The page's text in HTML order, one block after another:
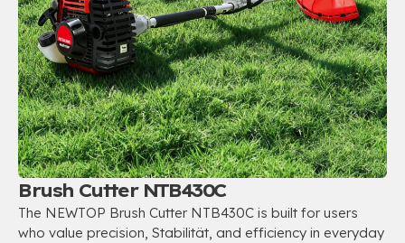
Brush Cutter NTB430C
The NEWTOP Brush Cutter NTB430C is built for users
who value precision, Stabilität, and efficiency in everyday